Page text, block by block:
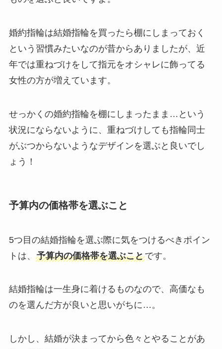
婚約指輪は結婚指輪を買ったら棚にしまっておく
という習慣みたいなのが昔からありましたが、近
年では重ねづけをして指元をオシャレに飾ってる
女性の方が増えています。
せっかくの婚約指輪を棚にしまったまま…という
状況にならないように、重ねづけしても指輪同士
がぶつからないようなデザインを選ぶと良いでし
ょう！
予算内の価格帯を選ぶこと
5つ目の結婚指輪を選ぶ際に気をつけるべきポイン
トは、 予算内の価格帯を選ぶことです。
結婚指輪は一生身に着けるものなので、高価なも
のを選んだ方が良いと思いがちに…。
しかし、結婚が決まってから色々とやることがあ